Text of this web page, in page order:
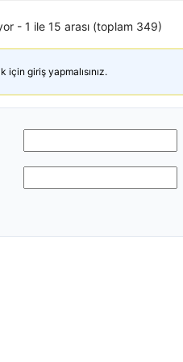
- 1 ile 15 arası (toplam 349)
için giriş yapmalısınız.